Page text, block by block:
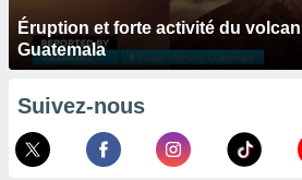
Éruption et forte activité du
Guatemala
Suivez-nous